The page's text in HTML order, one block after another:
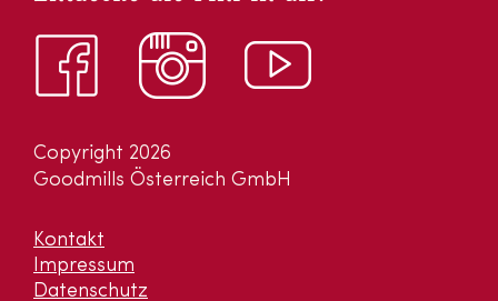
Copyright 2026
Goodmills Österreich GmbH
Kontakt
Impressum
Datenschutz